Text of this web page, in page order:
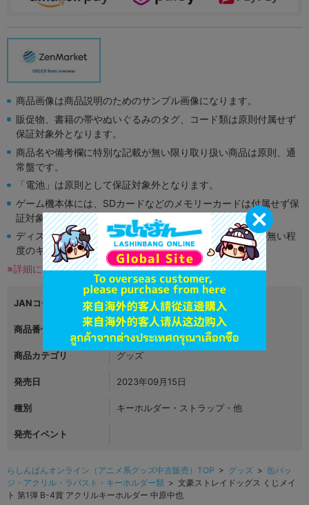
商品画像は商品説明のためのサンプル画像になります。
販促物、書籍の帯やぬいぐるみのタグ、コード類は原則付属せず
保証対象外となります。
商品名や備考欄に特別な記載が無い限り取り扱い商品は原則、通
常盤です。
「電池」は原則として保証対象外となります。
ゲーム機本体には、SDカードなどのメモリーカードは付属せず保
証対象外となります。
ディスク類の読み取り面のキズに関しまして再生に支障が無い程
度のキズがある場合がございます。
※詳細につきましてはコチラ
JANコード 4999999999999
商品番号 L05414987
商品カテゴリ グッズ
発売日 2023年09月15日
種別 キーホルダー・ストラップ・他
発売イベント
らしんばんオンライン（アニメ系グッズ中古販売）TOP > グッズ > 缶バッ
ジ・アクリル・ラバスト・キーホルダー類 > 文豪ストレイドッグス くじメイ
ト 第1弾 B-4賞 アクリルキーホルダー 中原中也